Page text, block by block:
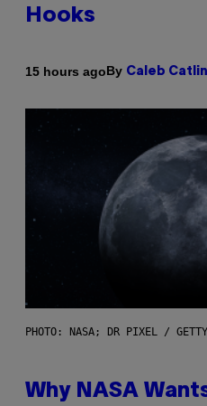
Hooks
15 hours agoBy Caleb Catlin
PHOTO: NASA; DR PIXEL /
Why NASA